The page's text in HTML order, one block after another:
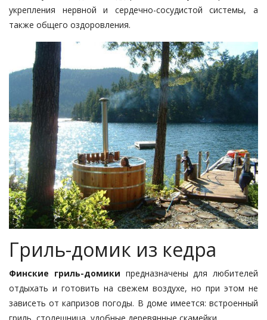
укрепления нервной и сердечно-сосудистой системы, а
также общего оздоровления.
Гриль-домик из кедра
Финские гриль-домики предназначены для любителей
отдыхать и готовить на свежем воздухе, но при этом не
зависеть от капризов погоды. В доме имеется: встроенный